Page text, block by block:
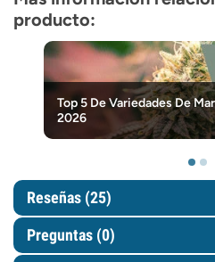
producto:
Top 5 De Variedades De
2026
Reseñas (25)
Preguntas (0)